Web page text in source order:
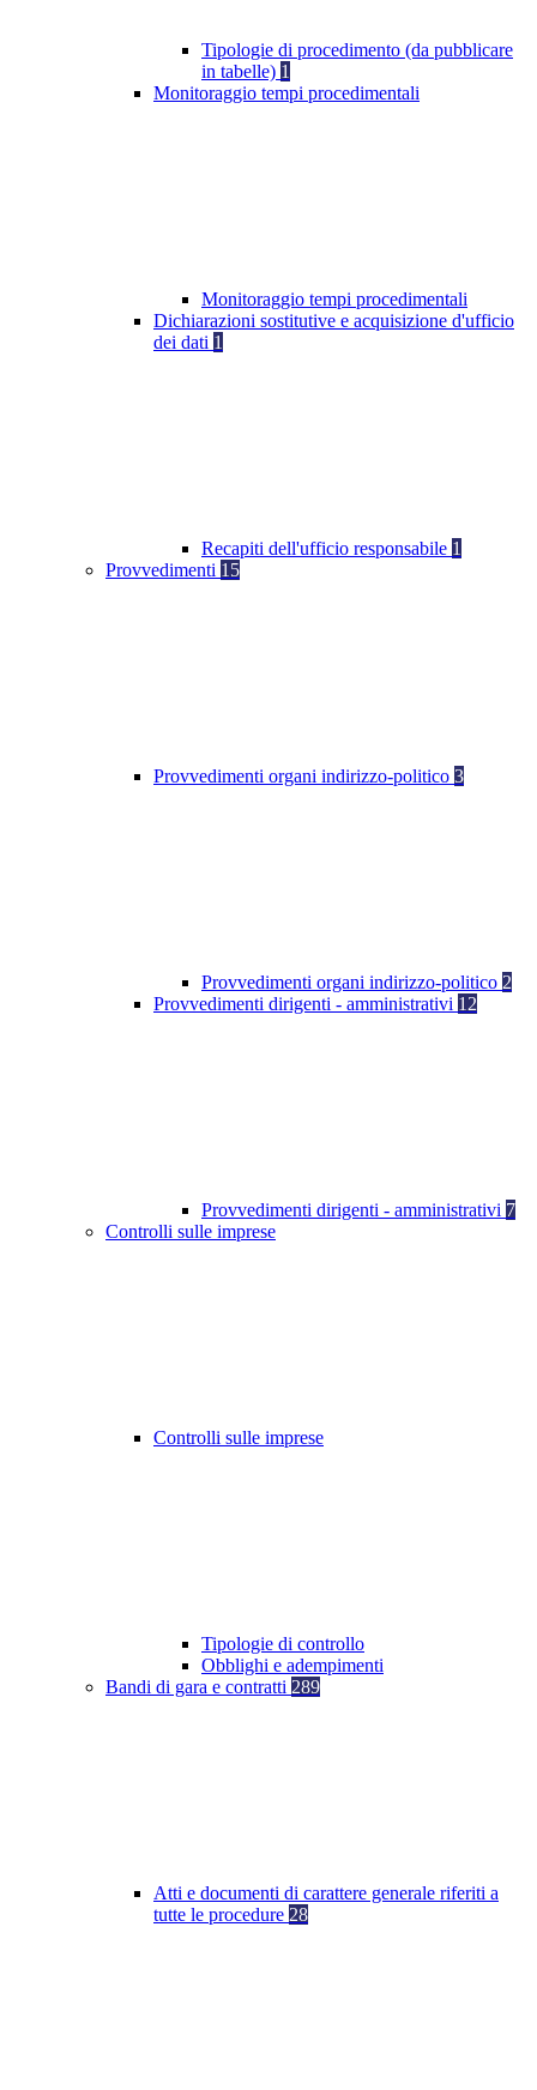
Tipologie di procedimento (da pubblicare
in tabelle) 1
Monitoraggio tempi procedimentali
Monitoraggio tempi procedimentali
Dichiarazioni sostitutive e acquisizione d'ufficio
dei dati 1
Recapiti dell'ufficio responsabile 1
Provvedimenti 15
Provvedimenti organi indirizzo-politico 3
Provvedimenti organi indirizzo-politico 2
Provvedimenti dirigenti - amministrativi 12
Provvedimenti dirigenti - amministrativi 7
Controlli sulle imprese
Controlli sulle imprese
Tipologie di controllo
Obblighi e adempimenti
Bandi di gara e contratti 289
Atti e documenti di carattere generale riferiti a
tutte le procedure 28